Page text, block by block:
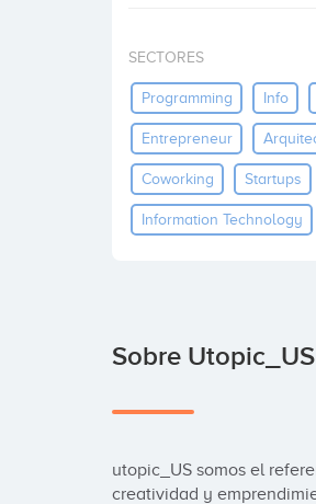
SECTORES
Programming Info
Entrepreneur
Coworking Startups
Information Technology
Sobre Utopic_US
utopic_US somos el
creatividad y